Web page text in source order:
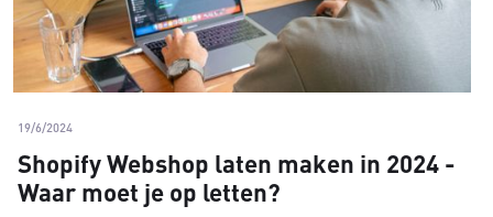
19/6/2024
Shopify Webshop laten maken in 2024 -
Waar moet je op letten?